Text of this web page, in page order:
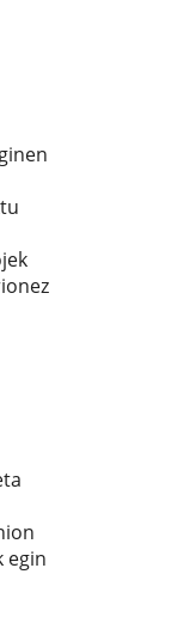
egin